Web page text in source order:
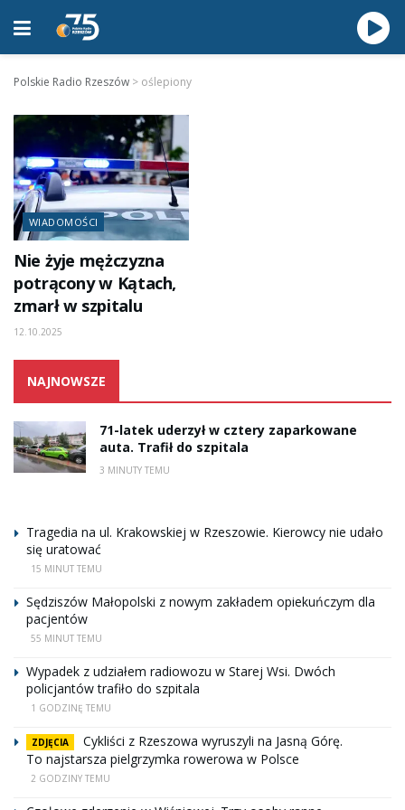
Polskie Radio Rzeszów > oślepiony
WIADOMOŚCI
Nie żyje mężczyzna
potrącony w Kątach,
zmarł w szpitalu
12.10.2025
NAJNOWSZE
71-latek uderzył w cztery zaparkowane
auta. Trafił do szpitala
3 MINUTY TEMU
Tragedia na ul. Krakowskiej w Rzeszowie. Kierowcy nie udało
się uratować
15 MINUT TEMU
Sędziszów Małopolski z nowym zakładem opiekuńczym dla
pacjentów
55 MINUT TEMU
Wypadek z udziałem radiowozu w Starej Wsi. Dwóch
policjantów trafiło do szpitala
1 GODZINĘ TEMU
ZDJĘCIA
Cykliści z Rzeszowa wyruszyli na Jasną Górę.
To najstarsza pielgrzymka rowerowa w Polsce
2 GODZINY TEMU